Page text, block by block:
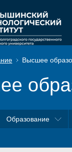
Высшее
Образование